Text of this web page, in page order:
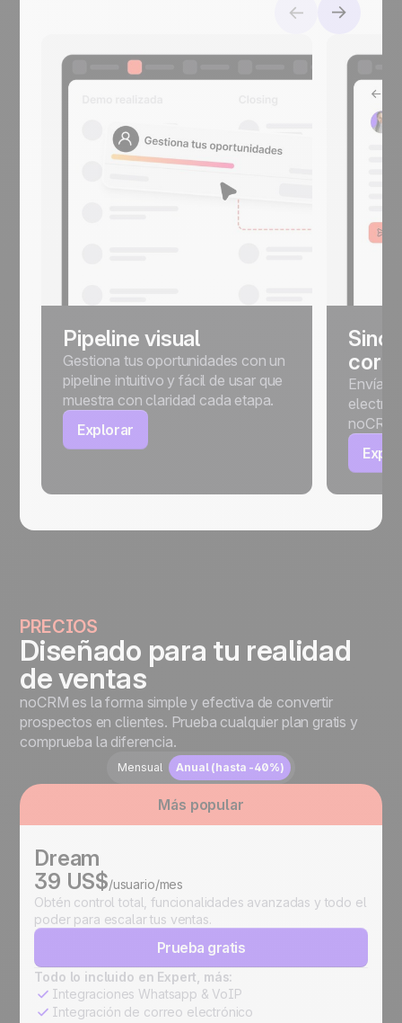
Pipeline visual
Gestiona tus oportunidades con un
pipeline intuitivo y fácil de usar que
muestra con claridad cada etapa.
Explorar
Envía,
noCRM.
PRECIOS
Diseñado para tu realidad
de ventas
noCRM es la forma simple y efectiva de convertir
prospectos en clientes. Prueba cualquier plan gratis y
comprueba la diferencia.
Mensual Anual (hasta -40%)
Más popular
Dream
39 US$/usuario/mes
Obtén control total, funcionalidades avanzadas y todo el
poder para escalar tus ventas.
Prueba gratis
Todo lo incluido en Expert, más:
Integraciones Whatsapp & VoIP
Integración de correo electrónico